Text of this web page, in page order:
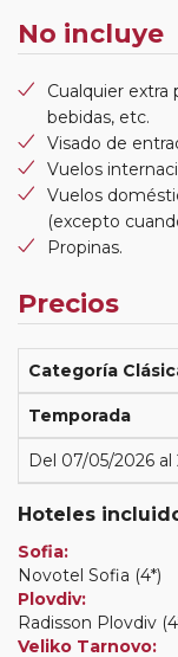
No incluye
Cualquier extra
bebidas, etc.
Visado de
Vuelos
Vuelos
(excepto
Propinas.
Precios
Categoría
Temporada
Del 07/05/2026 al
Hoteles
Sofia:
Novotel Sofia (4*)
Plovdiv:
Radisson Plovdiv
Veliko Tarnovo: